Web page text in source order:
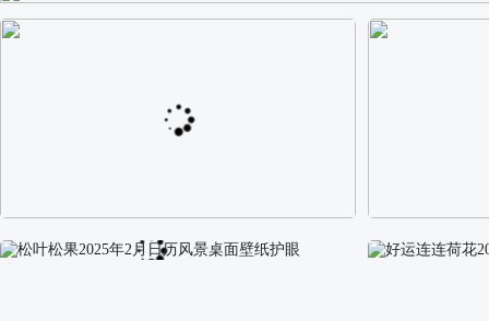
阿尔卑斯山区自然风景壁纸 校园长发可爱